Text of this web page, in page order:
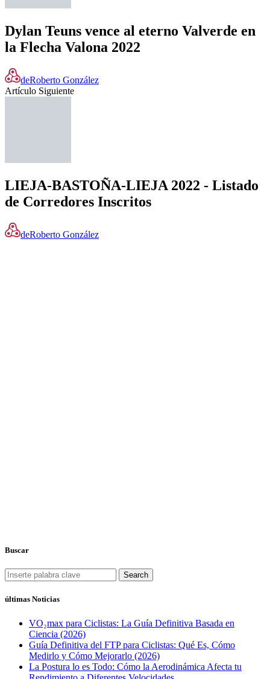
Dylan Teuns vence al eterno Valverde en
la Flecha Valona 2022
deRoberto González
Artículo Siguiente
LIEJA-BASTOÑA-LIEJA 2022 - Listado
de Corredores Inscritos
deRoberto González
Buscar
Search
últimas Noticias
VO₂max para Ciclistas: La Guía Definitiva Basada en
Ciencia (2026)
Guía Definitiva del FTP para Ciclistas: Qué Es, Cómo
Medirlo y Cómo Mejorarlo (2026)
La Postura lo es Todo: Cómo la Aerodinámica Afecta tu